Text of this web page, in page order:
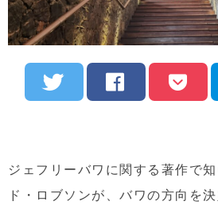
ジェフリーバワに関する著作で
ド・ロブソンが、バワの方向を